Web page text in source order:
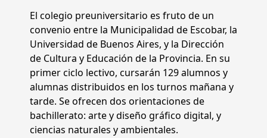
El colegio preuniversitario es fruto de un
convenio entre la Municipalidad de Escobar, la
Universidad de Buenos Aires, y la Dirección
de Cultura y Educación de la Provincia. En su
primer ciclo lectivo, cursarán 129 alumnos y
alumnas distribuidos en los turnos mañana y
tarde. Se ofrecen dos orientaciones de
bachillerato: arte y diseño gráfico digital, y
ciencias naturales y ambientales.